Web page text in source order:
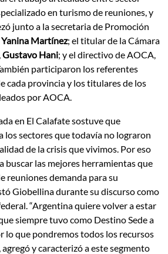
en turismo de reuniones, y
junto a la secretaria de Promoción
Yanina Martínez; el titular de la Cámara
Gustavo Hani; y el directivo de AOCA,
participaron los referentes
cada provincia y los titulares de los
por AOCA.
en El Calafate sostuve que
los sectores que todavía no lograron
de la crisis que vivimos. Por eso
buscar las mejores herramientas que
reuniones demanda para su
Giobellina durante su discurso como
“Argentina quiere volver a estar
siempre tuvo como Destino Sede a
lo que pondremos todos los recursos
agregó y caracterizó a este segmento